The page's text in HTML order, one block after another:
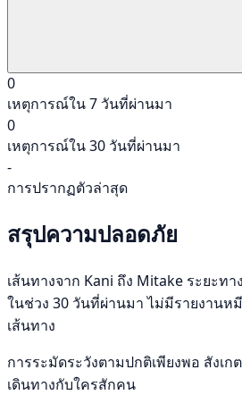
0
เหตุการณ์ใน 7 วันที่ผ่านมา
0
เหตุการณ์ใน 30 วันที่ผ่านมา
-
การปรากฏตัวล่าสุด
สรุปความปลอดภัย
เส้นทางจาก Kani ถึง Mitake ระยะท
ในช่วง 30 วันที่ผ่านมา ไม่มีรายงานห
เส้นทาง
การระมัดระวังตามปกติเพียงพอ สังเ
เดินทางกับใครสักคน